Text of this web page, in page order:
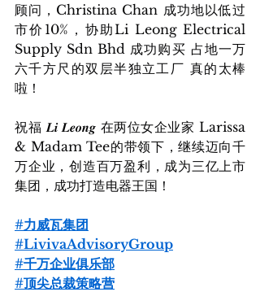
顾问，Christina Chan 成功地以低过
市价10%，协助Li Leong Electrical
Supply Sdn Bhd 成功购买 占地一万
六千方尺的双层半独立工厂 真的太棒
啦！
祝福 𝑳𝒊 𝑳𝒆𝒐𝒏𝒈 在两位女企业家 Larissa
& Madam Tee的带领下，继续迈向千
万企业，创造百万盈利，成为三亿上市
集团，成功打造电器王国！
#力威瓦集团
#LivivaAdvisoryGroup
#千万企业俱乐部
#顶尖总裁策略营